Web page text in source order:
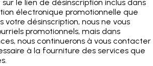
le lien de désinscription inclus dans
électronique promotionnelle que
votre désinscription, nous ne vous
promotionnels, mais dans
nous continuerons à vous contacter
à la fourniture des services que